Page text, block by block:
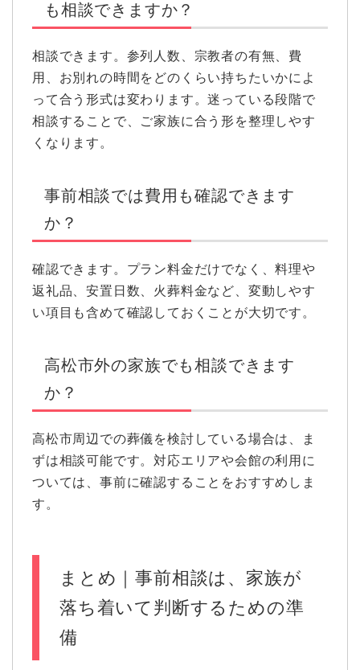
も相談できますか？
相談できます。参列人数、宗教者の有無、費
用、お別れの時間をどのくらい持ちたいかによ
って合う形式は変わります。迷っている段階で
相談することで、ご家族に合う形を整理しやす
くなります。
事前相談では費用も確認できます
か？
確認できます。プラン料金だけでなく、料理や
返礼品、安置日数、火葬料金など、変動しやす
い項目も含めて確認しておくことが大切です。
高松市外の家族でも相談できます
か？
高松市周辺での葬儀を検討している場合は、ま
ずは相談可能です。対応エリアや会館の利用に
ついては、事前に確認することをおすすめしま
す。
まとめ｜事前相談は、家族が
落ち着いて判断するための準
備